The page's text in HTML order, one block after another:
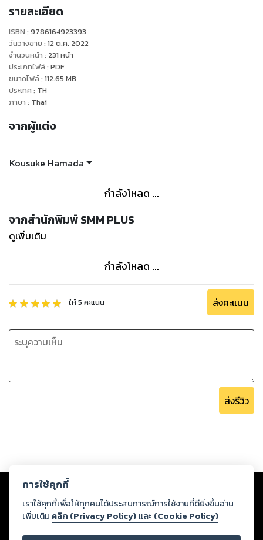
แข่งขันและการฝึกซ้อมระหว่างนั้นเขาก็ได้พบกับ "ฮาเนซากิ อายา
โนะ" นักเรียนชั้นปี 1 ที่วิ่งไต่ขึ้นต้นไม้ในสนามโรงเรียนได้อย่าง
ง่ายดาย เคนทาโร่รู้สึกถึงพรสวรรค์ในตัวเธอจึงชักชวนอย่างสุด
กำลังให้เธอมาเข้าชมรมแต่เธอกลับ...เกลียดกีฬาแบดมินตัน
รายละเอียด
ISBN : 9786164923393
วันวางขาย : 12 ต.ค. 2022
จำนวนหน้า : 231 หน้า
ประเภทไฟล์: PDF
ขนาดไฟล์: 112.65 MB
ประเทศ: TH
ภาษา : Thai
จากผู้แต่ง
Kousuke Hamada
กำลังโหลด ...
จากสำนักพิมพ์ SMM PLUS
ดูเพิ่มเติม
กำลังโหลด ...
ให้5 คะแนน ส่งคะแนน
ส่งรีวิว
Copyright © 2026
ต่อผลงานหรือเนื้อหาใดที่อัปโหลดผ่านเว็บไซต์และปรากฏว่าละเมิดสิทธิใน
ทรัพย์สินทางปัญญาของบุคคลอื่นหรือขัดต่อกฎหมายและศีลธรรม ดังนั้น ผู้อ่าน
ทุกท่านโปรดใช้วิจารณญาณในการกลั่นกรองด้วยตนเอง และหากท่านพบว่าส่วน
หนึ่งส่วนใดขัดต่อกฎหมายและศีลธรรม กรุณาแจ้งมายังบริษัท เพื่อทีมงานจะได้
ดำเนินการในทันที ทั้งนี้ ทางสตอรี่ล็อกขอสงวนลิขสิทธิ์ตามพระราชบัญญัติ
การใช้คุกกี้
เราใช้คุกกี้เพื่อให้ทุกคนได้ประสบการณ์การใช้งานที่ดียิ่งขึ้นอ่าน
เพิ่มเติม คลิก (Privacy Policy) และ (Cookie Policy)